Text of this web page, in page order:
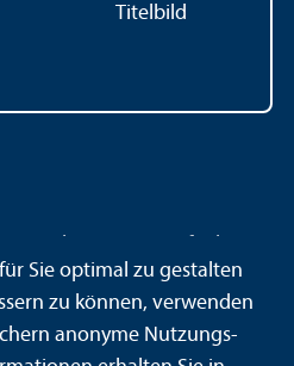
Sprache
Sitemap
und Notfälle
Sie optimal zu gestalten
zu können, verwenden
anonyme Nutzungs­